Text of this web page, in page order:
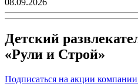
08.09.2026
Детский
«Рули и Строй»
Подписаться на акции